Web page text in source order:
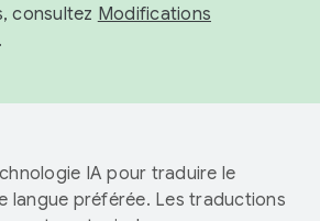
consultez Modifications
IA pour traduire le
langue préférée. Les traductions